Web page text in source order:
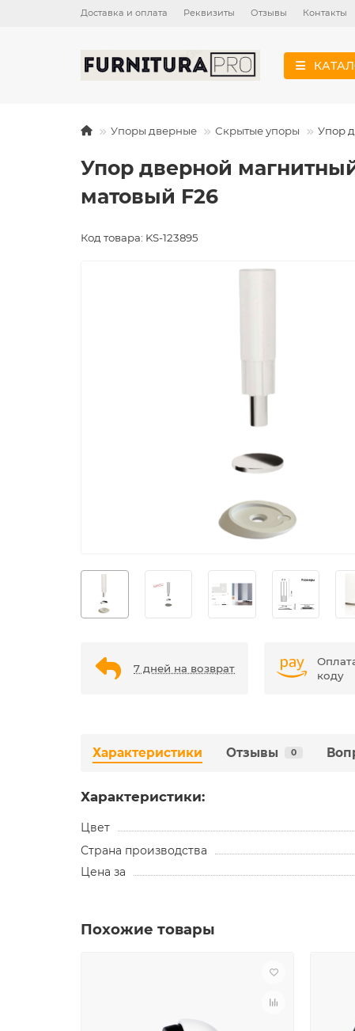
Доставка и оплата Реквизиты Отзывы Контакты
Упоры дверные Скрытые упоры Упор
Упор дверной
матовый F26
Код товара: KS-123895
7 дней на возврат
коду
Характеристики Отзывы 0
Характеристики:
Цвет
Страна производства
Цена за
Похожие товары